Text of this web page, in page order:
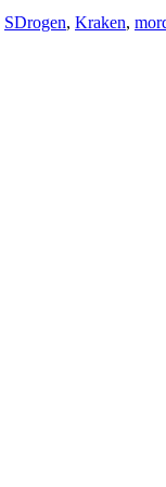
SDrogen, Kraken,